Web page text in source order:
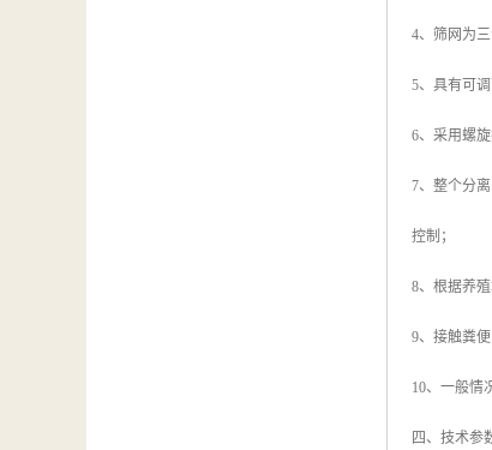
4、筛网为
5、具有可
6、采用螺
7、整个分
控制；
8、根据养
9、接触粪
10、一般情
四、技术参